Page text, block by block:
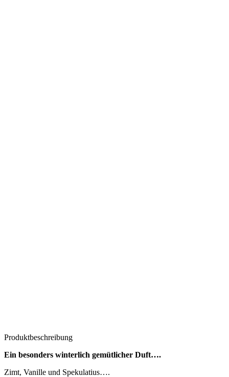
Produktbeschreibung
Ein besonders winterlich gemütlicher Duft….
Zimt, Vanille und Spekulatius….